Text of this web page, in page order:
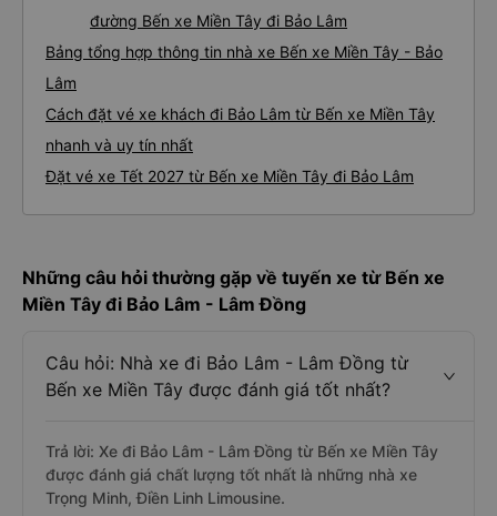
đường Bến xe Miền Tây đi Bảo Lâm
Bảng tổng hợp thông tin nhà xe Bến xe Miền Tây - Bảo
Lâm
Cách đặt vé xe khách đi Bảo Lâm từ Bến xe Miền Tây
nhanh và uy tín nhất
Đặt vé xe Tết 2027 từ Bến xe Miền Tây đi Bảo Lâm
Những câu hỏi thường gặp về tuyến xe từ Bến xe
Miền Tây đi Bảo Lâm - Lâm Đồng
Câu hỏi: Nhà xe đi Bảo Lâm - Lâm Đồng từ
Bến xe Miền Tây được đánh giá tốt nhất?
Trả lời: Xe đi Bảo Lâm - Lâm Đồng từ Bến xe Miền Tây
được đánh giá chất lượng tốt nhất là những nhà xe
Trọng Minh, Điền Linh Limousine.